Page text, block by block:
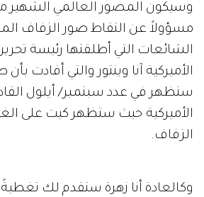
وسيكون المصور العالمي الشهير
مسؤولاً عن التقاط صور الزفاف
الأميركية آنا وينتور والتي أفادت
الأميركية حيث ستظهر كيت على
الزفاف.
وكالعادة أنا زهرة ستقدم لك